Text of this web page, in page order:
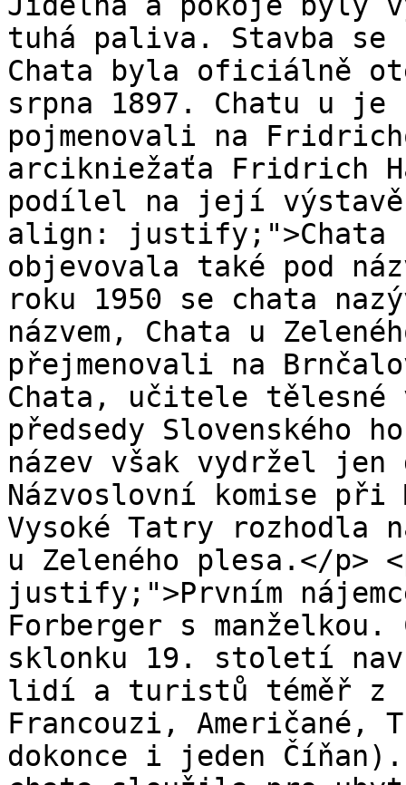
tuhá paliva. Stavba se
Chata byla oficiálně
srpna 1897. Chatu u
pojmenovali na
arcikniežaťa Fridrich
podílel na její
align: justify;">Chata
objevovala také pod
roku 1950 se chata
názvem, Chata u
přejmenovali na
Chata, učitele tělesné
předsedy Slovenského
název však vydržel jen
Názvoslovní komise
Vysoké Tatry rozhodla
u Zeleného plesa.</
justify;">Prvním
Forberger s
sklonku 19. století
lidí a turistů téměř z
Francouzi, Američané,
dokonce i jeden